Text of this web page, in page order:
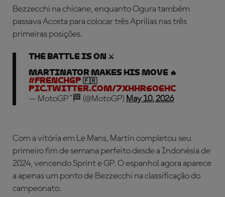
Bezzecchi na chicane, enquanto Ogura também
passava Acosta para colocar três Aprilias nas três
primeiras posições.
THE BATTLE IS ON ⚔️
MARTINATOR MAKES HIS MOVE 🔥
#FrenchGP 🇫🇷
pic.twitter.com/7XHHr6oEHc
— MotoGP™🏁 (@MotoGP) May 10, 2026
Com a vitória em Le Mans, Martín completou seu
primeiro fim de semana perfeito desde a Indonésia de
2024, vencendo Sprint e GP. O espanhol agora aparece
a apenas um ponto de Bezzecchi na classificação do
campeonato.